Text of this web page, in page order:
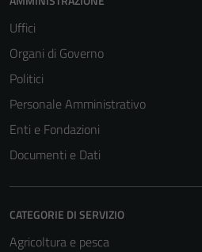
Uffici
Organi di Governo
Politici
Personale Amministrativo
Enti e Fondazioni
Documenti e Dati
CATEGORIE DI SERVIZIO
Agricoltura e pesca